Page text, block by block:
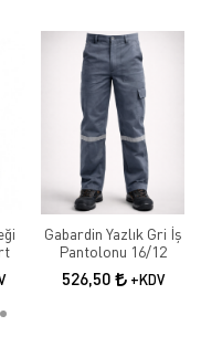
Gabardin Yazlık Gri İş
Pantolonu 16/12
526,50 +KDV